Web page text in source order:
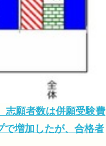
志願者数は併願受験費
で増加したが、合格者